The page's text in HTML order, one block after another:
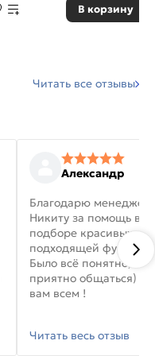
В корзину
Читать все отзывы
Александр
Благодарю
Никиту за помощь в
подборе красивых
подходящей
Было всё понятно, и
приятно общаться)
вам всем !
Читать весь отзыв